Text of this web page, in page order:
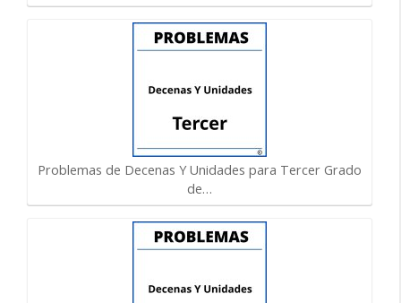
Problemas de Decenas Y Unidades para Tercer Grado
de…